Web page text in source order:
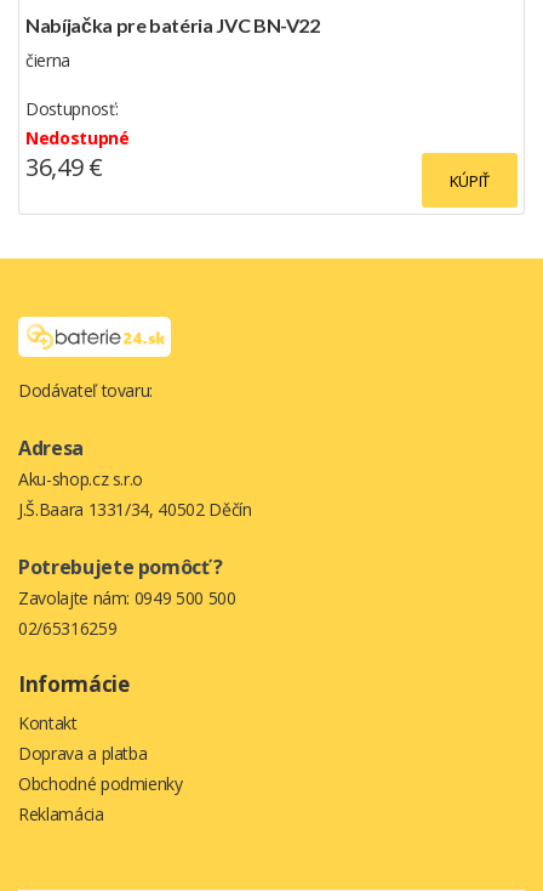
Nabíjačka pre batéria JVC BN-V22
čierna
Dostupnosť:
Nedostupné
KÚPIŤ
36,49 €
Dodávateľ tovaru:
Adresa
Aku-shop.cz s.r.o
J.Š.Baara 1331/34, 40502 Děčín
Potrebujete pomôcť ?
Zavolajte nám: 0949 500 500
02/65316259
Informácie
Kontakt
Doprava a platba
Obchodné podmienky
Reklamácia